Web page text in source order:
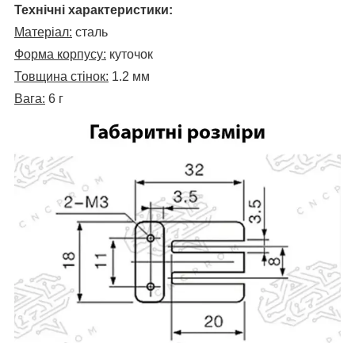
Технічні характеристики:
Матеріал: сталь
Форма корпусу: куточок
Товщина стінок: 1.2 мм
Вага: 6 г